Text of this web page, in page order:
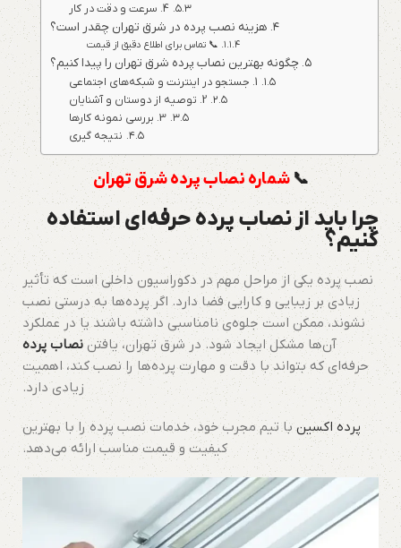
4. سرعت و دقت در کار
هزینه نصب پرده در شرق تهران چقدر است؟
📞 تماس برای اطلاع دقیق از قیمت
چگونه بهترین نصاب پرده شرق تهران را پیدا کنیم؟
1. جستجو در اینترنت و شبکه‌های اجتماعی
2. توصیه از دوستان و آشنایان
3. بررسی نمونه کارها
نتیجه گیری
📞 شماره نصاب پرده شرق تهران
چرا باید از نصاب پرده حرفه‌ای استفاده
کنیم؟
نصب پرده یکی از مراحل مهم در دکوراسیون داخلی است که تأثیر
زیادی بر زیبایی و کارایی فضا دارد. اگر پرده‌ها به درستی نصب
نشوند، ممکن است جلوه‌ی نامناسبی داشته باشند یا در عملکرد
آن‌ها مشکل ایجاد شود. در شرق تهران، یافتن نصاب پرده
حرفه‌ای که بتواند با دقت و مهارت پرده‌ها را نصب کند، اهمیت
زیادی دارد.
پرده اکسینبا تیم مجرب خود، خدمات نصب پرده را با بهترین
کیفیت و قیمت مناسب ارائه می‌دهد.